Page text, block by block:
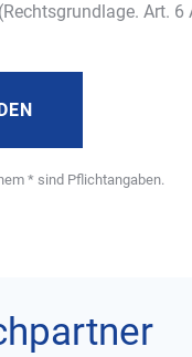
Art. 6
* sind Pflichtangaben.